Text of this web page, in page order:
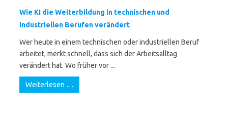
Wie KI die Weiterbildung in technischen und
industriellen Berufen verändert
Wer heute in einem technischen oder industriellen Beruf
arbeitet, merkt schnell, dass sich der Arbeitsalltag
verändert hat. Wo früher vor ...
Weiterlesen …